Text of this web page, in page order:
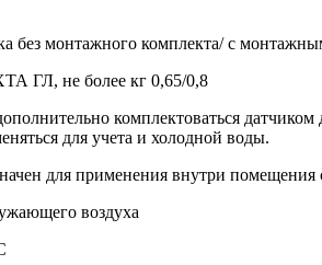
без монтажного комплекта/ с
ГЛ, не более кг 0,65/0,8
комплектоваться
для учета и холодной воды.
для применения внутри
воздуха